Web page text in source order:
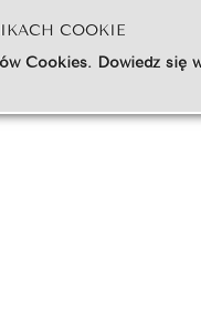
COOKIE
Cookies. Dowiedz